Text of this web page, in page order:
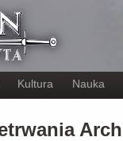
Kultura Nauka